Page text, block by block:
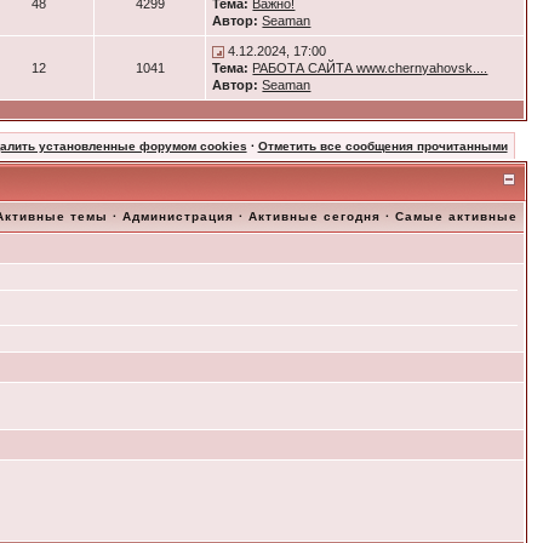
48 4299 Тема: Важно!
Автор: Seaman
12 1041
4.12.2024, 17:00
Тема: РАБОТА САЙТА www.chernyahovsk....
Автор: Seaman
установленные форумом cookies · Отметить все сообщения прочитанными
темы ·Администрация ·Активные сегодня ·Самые активные